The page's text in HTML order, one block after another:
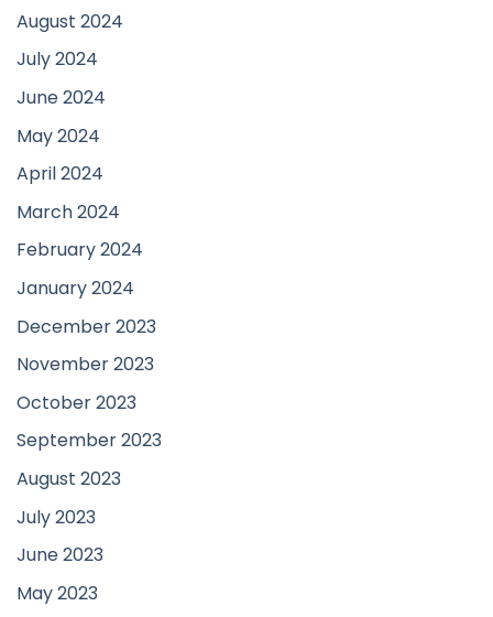
August 2024
July 2024
June 2024
May 2024
April 2024
March 2024
February 2024
January 2024
December 2023
November 2023
October 2023
September 2023
August 2023
July 2023
June 2023
May 2023